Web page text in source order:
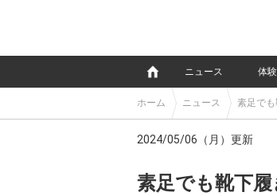
ニュース 体
ホーム ニュース 素足で
2024/05/06（月）更新
素足でも靴下